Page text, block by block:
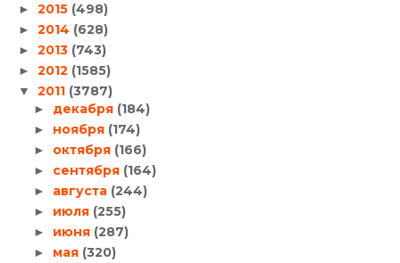
► 2015 (498)
► 2014 (628)
► 2013 (743)
► 2012 (1585)
▼ 2011 (3787)
► декабря (184)
► ноября (174)
► октября (166)
► сентября (164)
► августа (244)
► июля (255)
► июня (287)
► мая (320)